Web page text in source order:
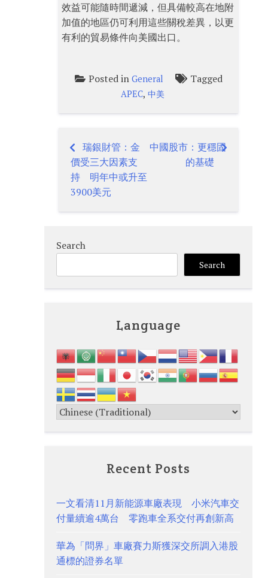
效益可能隨時間遞減，但具備較高在地附
加值的地區仍可利用這些關稅差異，以更
有利的貿易條件向美國出口。
Posted in General Tagged
APEC, 中美
Post
navigation
瑞銀財管：金
價受三大因素支
持 明年中或升至
3900美元
中國股市：更穩固
的基礎
Search
Search
Language
Recent Posts
一文看清11月新能源車廠表現 小米汽車交
付量續逾4萬台 零跑車全系交付再創新高
華為「問界」車廠賽力斯獲深交所調入港股
通標的證券名單